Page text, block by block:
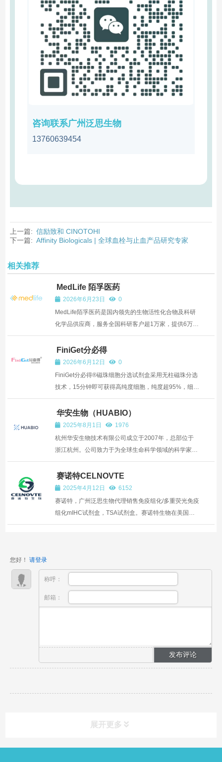
咨询联系广州泛思生物
13760639454
上一篇: 信励致和 CINOTOHI
下一篇: Affinity Biologicals | 全球血栓与止血产品研究专家
相关推荐
MedLife 陌孚医药
2026年6月23日
0
MedLife陌孚医药是国内领先的生物活性化合物及科研
化学品供应商，服务全国科研客户超1万家，提供6万
+产品种类、90%现货库存的小分子化合物、重组蛋
白、荧光染料等，覆盖...
FiniGet分必得
2026年6月12日
0
FiniGet分必得®磁珠细胞分选试剂盒采用无柱磁珠分选
技术，15分钟即可获得高纯度细胞，纯度超95%，细胞
无异常激活、无抗体和磁珠标记，可直接用于下游实
验。
华安生物（HUABIO）
2025年8月1日
1976
杭州华安生物技术有限公司成立于2007年，总部位于
浙江杭州。公司致力于为全球生命科学领域的科学家、
体外诊断以及生物医药领域提供高品质的生物试剂产品
和解决方案。 公司采用基于结构生物学的抗原设计，单
克隆B细胞筛选的重组抗体开发，以及多维度的质量验
证...
赛诺特CELNOVTE
2025年4月12日
6152
赛诺特，广州泛思生物代理销售免疫组化/多重荧光免疫
组化mIHC试剂盒，TSA试剂盒。赛诺特生物在美国组
建高精尖研发团队，通过5年的努力，突破了微聚合物
您好！ 请登录
称呼：
邮箱：
展开更多